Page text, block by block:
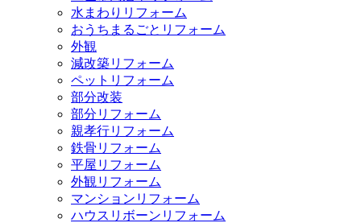
水まわりリフォーム
おうちまるごとリフォーム
外観
減改築リフォーム
ペットリフォーム
部分改装
部分リフォーム
親孝行リフォーム
鉄骨リフォーム
平屋リフォーム
外観リフォーム
マンションリフォーム
ハウスリボーンリフォーム